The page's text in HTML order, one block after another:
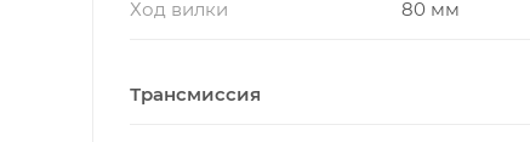
Ход вилки 80 мм
Трансмиссия